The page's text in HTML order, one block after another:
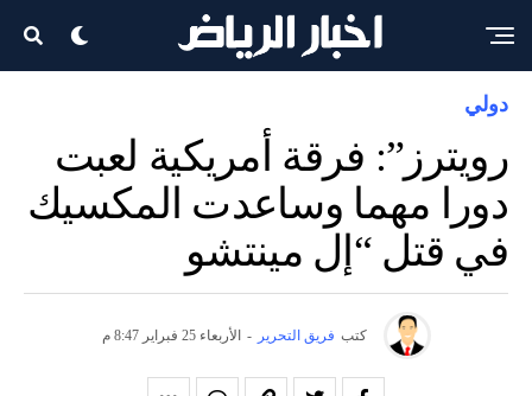
دولي
رويترز”: فرقة أمريكية لعبت
دورا مهما وساعدت المكسيك
في قتل “إل مينتشو
كتب فريق التحرير - الأربعاء 25 فبراير 8:47 م